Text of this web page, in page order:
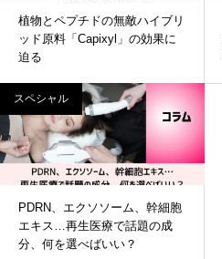
植物とペプチドの無敵ハイブリ
ッド原料「Capixyl」の効果に
迫る
スペシャル
PDRN、エクソソーム、幹細胞
エキス…再生医療で話題の成
分、何を選べばいい？